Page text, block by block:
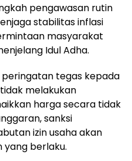
pengawasan rutin
stabilitas inflasi
masyarakat
Idul Adha.
tegas kepada
melakukan
harga secara tidak
sanksi
izin usaha akan
yang berlaku.